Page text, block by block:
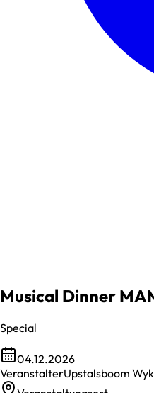
Musical Dinner
Special
04.12.2026
VeranstalterUpstalsboom